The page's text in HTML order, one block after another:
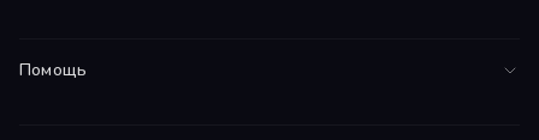
Помощь